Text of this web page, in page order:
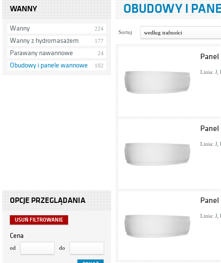
WANNY
Wanny 224
Wanny z hydromasażem 177
Parawany nawannowe 24
Obudowy i panele wannowe 102
OPCJE PRZEGLĄDANIA
USUŃ FILTROWANIE
Cena
od do
OBUDOWY I
Sortuj według trafności
Panel
Linia: J,
Panel
Linia: J,
Panel
Linia: J,